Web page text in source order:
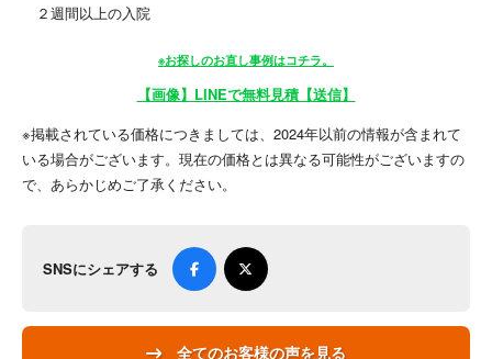
２週間以上の入院
※お探しのお直し事例はコチラ。
【画像】LINEで無料見積【送信】
※掲載されている価格につきましては、2024年以前の情報が含まれて
いる場合がございます。現在の価格とは異なる可能性がございますの
で、あらかじめご了承ください。
SNSにシェアする
全てのお客様の声を見る